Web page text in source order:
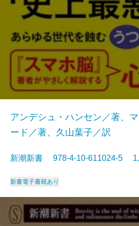
アンデシュ・ハンセン／著、
ード／著、久山葉子／訳
新潮新書 978-4-10-611024-5
新書電子書籍あり